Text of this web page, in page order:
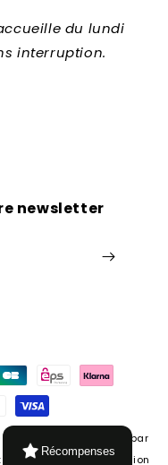
du lundi
interruption.
newsletter
électronique propulsé par
Conditions d’utilisation
Récompenses